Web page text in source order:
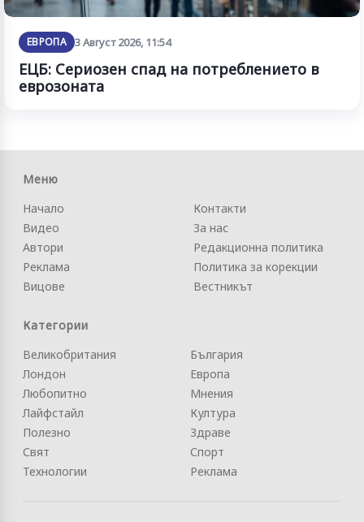
ЕВРОПА 3 Август 2026, 11:54
ЕЦБ: Сериозен спад на потреблението в
еврозоната
Меню
Начало
Видео
Автори
Реклама
Вицове
Контакти
За нас
Редакционна политика
Политика за корекции
Вестникът
Категории
Великобритания
Лондон
Любопитно
Лайфстайл
Полезно
Свят
Технологии
България
Европа
Мнения
Култура
Здраве
Спорт
Реклама